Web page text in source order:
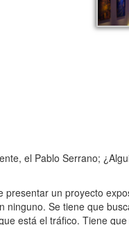
el Pablo Serrano;
un proyecto
Se tiene que
está el tráfico. Tiene